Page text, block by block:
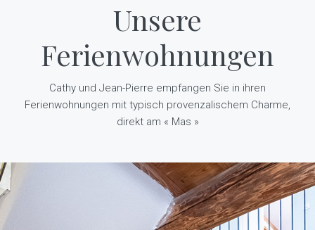
Unsere
Ferienwohnungen
Cathy und Jean-Pierre empfangen Sie in ihren
Ferienwohnungen mit typisch provenzalischem Charme,
direkt am « Mas »